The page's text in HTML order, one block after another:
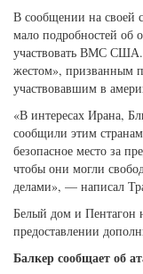
В сообщении на своей
мало подробностей об
участвовать ВМС США.
жестом», призванным
участвовавшим в
«В интересах Ирана,
сообщили этим
безопасное место за
чтобы они могли
делами», — написал
Белый дом и Пентагон
предоставлении
Балкер сообщает об